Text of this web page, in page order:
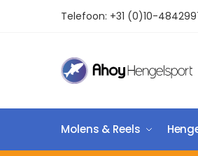
Telefoon: +31 (0)10-
Molens & Reels